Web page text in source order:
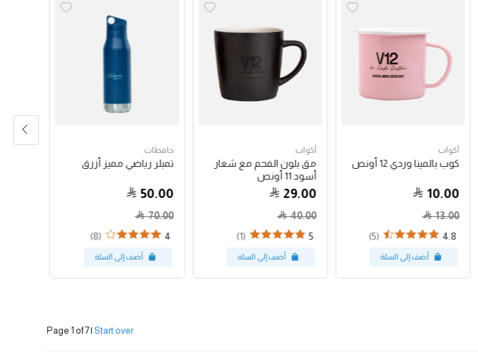
أكواب
كوب بالمينا وردي 12 أونص
10.00
13.00
4.8
(5)
أكواب
مق بلون الفحم مع شعار
أسود 11 أونص
29.00
40.00
5
(1)
حافظات
تمبلر رياضي مميز أزرق
50.00
70.00
4
(8)
Page 1 of 7| Start over